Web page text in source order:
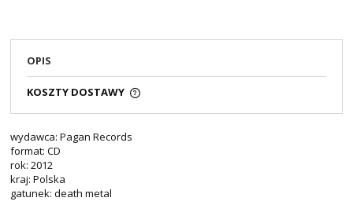
OPIS
KOSZTY DOSTAWY
wydawca: Pagan Records
format: CD
rok: 2012
kraj: Polska
gatunek: death metal